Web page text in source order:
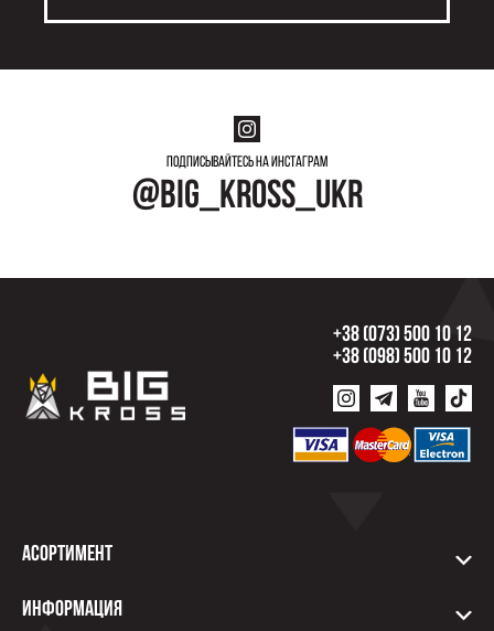
Подписывайтесь на инстаграм
@big_kross_ukr
+38 (073) 500 10 12
+38 (098) 500 10 12
Асортимент
Информация